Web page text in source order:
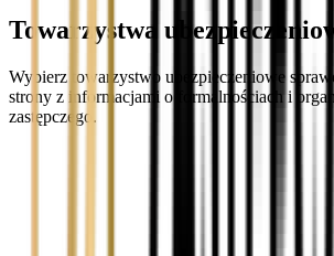
Towarzystwa
Wybierz towarzystwo ubezpieczeniowe
strony z informacjami o formalnościach i
zastępczego.